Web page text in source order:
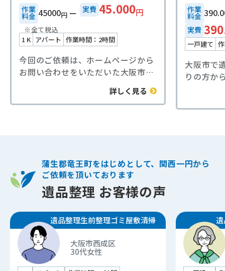
1 K アパート 作業時間：2時間
作業
料金 45000円
実費 45.000円
※全て税込
今回のご依頼は、ホームページから
お問い合わせをいただいた大阪市西
間取りは1Kのお部屋で、室内の汚れ
がかなり進んでいる状態でした。
作業に加えて、家財の搬出後にクロ
ス（壁紙）や床材の剥がし作業も行
いました。
できたので助かった」「こんなにき
れいになるとは思わなかった」と喜
びの声をいただきました。
このようなケースでは、遺品整理と
あわせて原状回復に向けた下地作業
詳しく見る
一戸建て
作業
料金
実費
大阪市で
りの方か
ご納得い
力に自信
新鮮な空
部屋へ
様からも
ました。
当社では
蒲生郡竜王町をはじめとして、関西一円から
ご依頼を頂いております
遺品整理 お客様の声
遺品整理生前整理ゴミ屋敷清掃
大阪市西成区
30代女性